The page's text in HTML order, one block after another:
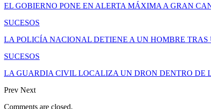
EL GOBIERNO PONE EN ALERTA MÁXIMA A GRAN
SUCESOS
LA POLICÍA NACIONAL DETIENE A UN HOMBRE
SUCESOS
LA GUARDIA CIVIL LOCALIZA UN DRON DENTRO DE
Prev Next
Comments are closed.